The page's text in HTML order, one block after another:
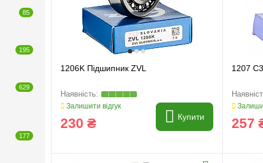
85
195
629
177
1206K Підшипник ZVL
Залишити відгук
230 ₴ Купити
1207
257